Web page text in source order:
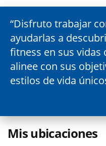
Disfruto trabajar
ayudarlas a
fitness en sus vidas
alinee con sus
estilos de vida
Mis ubicaciones